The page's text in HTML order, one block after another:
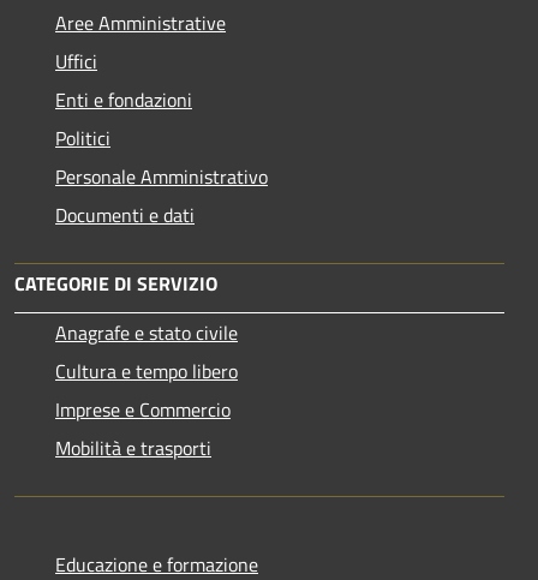
Aree Amministrative
Uffici
Enti e fondazioni
Politici
Personale Amministrativo
Documenti e dati
CATEGORIE DI SERVIZIO
Anagrafe e stato civile
Cultura e tempo libero
Imprese e Commercio
Mobilità e trasporti
Educazione e formazione